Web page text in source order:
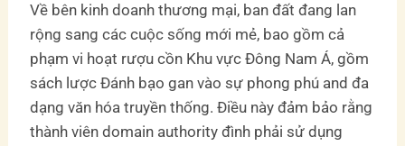
Về bên kinh doanh thương mại, ban đất đang lan
rộng sang các cuộc sống mới mẻ, bao gồm cả
phạm vi hoạt rượu cồn Khu vực Đông Nam Á, gồm
sách lược Đánh bạo gan vào sự phong phú and đa
dạng văn hóa truyền thống. Điều này đảm bảo rằng
thành viên domain authority đình phải sử dụng